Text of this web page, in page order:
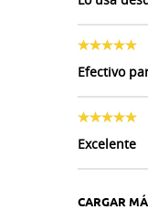
Efectivo
Excelente
CARGAR